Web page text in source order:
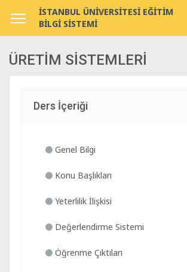
İSTANBUL ÜNİVERSİTESİ EĞİTİM
BİLGİ SİSTEMİ
ÜRETİM SİSTEMLERİ
Ders İçeriği
Genel Bilgi
Konu Başlıkları
Yeterlilik İlişkisi
Değerlendirme Sistemi
Öğrenme Çıktıları